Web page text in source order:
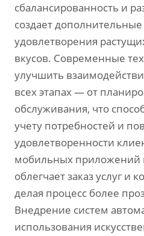
сбалансированность и
создает
удовлетворения
вкусов. Современные
улучшить
всех этапах — от
обслуживания, что
учету потребностей и
удовлетворенности
мобильных приложений
облегчает заказ услуг и
делая процесс более
Внедрение систем
использования